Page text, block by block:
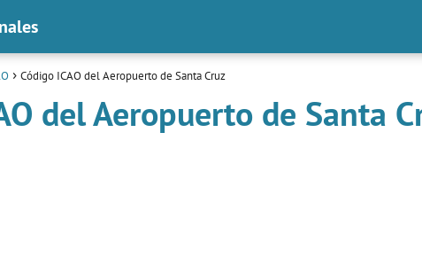
Código ICAO del Aeropuerto de Santa Cruz
del Aeropuerto de Santa